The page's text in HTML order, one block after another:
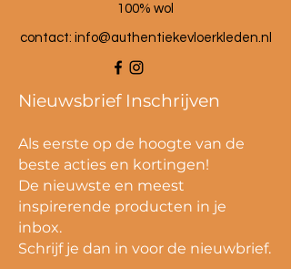
100% wol
contact: info@authentiekevloerkleden.nl
Nieuwsbrief Inschrijven
Als eerste op de hoogte van de
beste acties en kortingen!
De nieuwste en meest
inspirerende producten in je
inbox.
Schrijf je dan in voor de nieuwbrief.